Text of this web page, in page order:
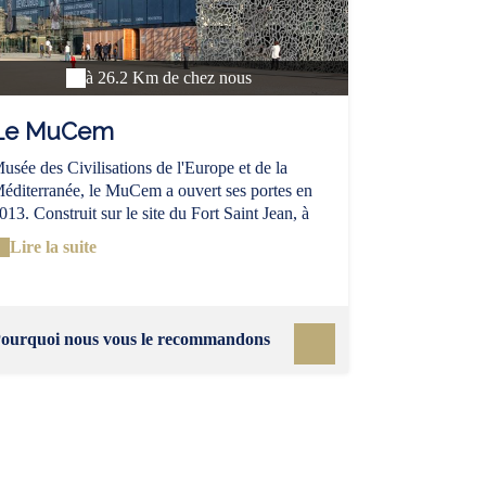
derrière ces espèces aux noms latins se
une multitude de vertus : relaxante,
ou tout simplement odorante, à
découvrir en toute saison.à 26.2 Km de chez nous
MuCem
des Civilisations de l'Europe et de la
le MuCem a ouvert ses portes en
Construit sur le site du Fort Saint Jean, à
du port de la Belle de Mai en plein centre
Marseille, on y accède par une passerelle
complexe militaire indissociable de l'histoire de
accueille les expositions temporaires et
Lire la suite
nous vous le recommandons